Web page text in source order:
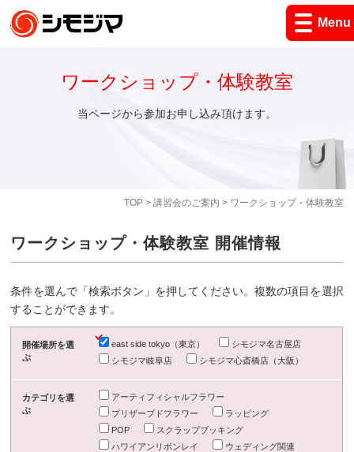
Menu
TOP> 講習会のご案内 > ワークショップ・体験教室
ワークショップ・体験教室
当ページから参加お申し込み頂けます。
ワークショップ・体験教室 開催情報
条件を選んで「検索ボタン」を押してください。複数の項目を選択
することができます。
開催場所を選
ぶ
east side tokyo（東京）
シモジマ名古屋店
シモジマ岐阜店
シモジマ心斎橋店（大阪）
カテゴリを選
ぶ
アーティフィシャルフラワー
プリザーブドフラワー
ラッピング
POP
スクラップブッキング
ハワイアンリボンレイ
ウェディング関連